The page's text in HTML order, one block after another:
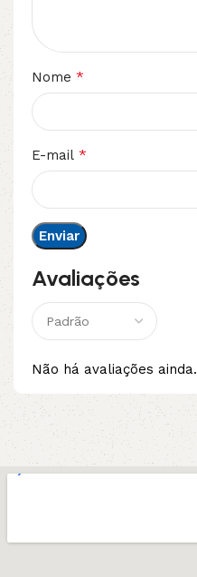
Avaliações
Não há avaliações ainda.
Nome *
E-mail *